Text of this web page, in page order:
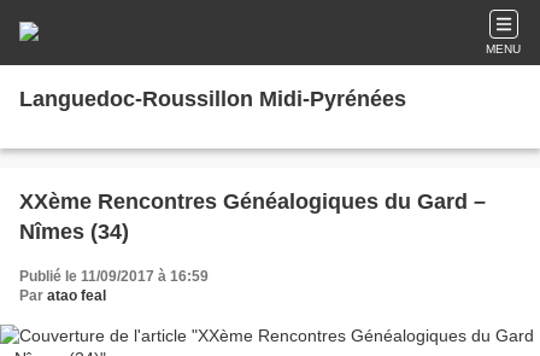
MENU
Languedoc-Roussillon Midi-Pyrénées
XXème Rencontres Généalogiques du Gard –
Nîmes (34)
Publié le 11/09/2017 à 16:59
Par atao feal